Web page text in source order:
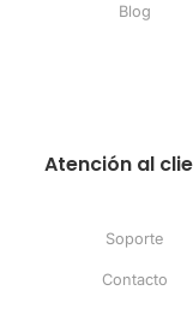
Blog
Atención al
Soporte
Contacto